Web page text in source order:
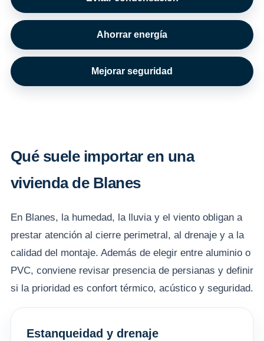
Ahorrar energía
Mejorar seguridad
Qué suele importar en una
vivienda de Blanes
En Blanes, la humedad, la lluvia y el viento obligan a
prestar atención al cierre perimetral, al drenaje y a la
calidad del montaje. Además de elegir entre aluminio o
PVC, conviene revisar presencia de persianas y definir
si la prioridad es confort térmico, acústico y seguridad.
Estanqueidad y drenaje